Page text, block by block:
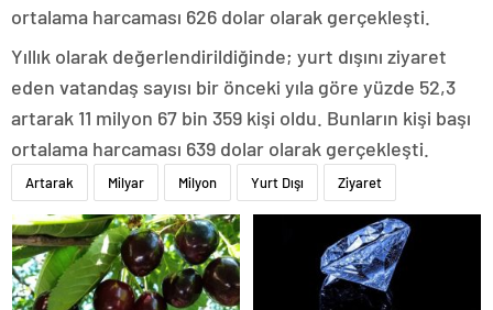
ortalama harcaması 626 dolar olarak gerçekleşti.
Yıllık olarak değerlendirildiğinde; yurt dışını ziyaret
eden vatandaş sayısı bir önceki yıla göre yüzde 52,3
artarak 11 milyon 67 bin 359 kişi oldu. Bunların kişi başı
ortalama harcaması 639 dolar olarak gerçekleşti.
Artarak Milyar Milyon Yurt Dışı Ziyaret